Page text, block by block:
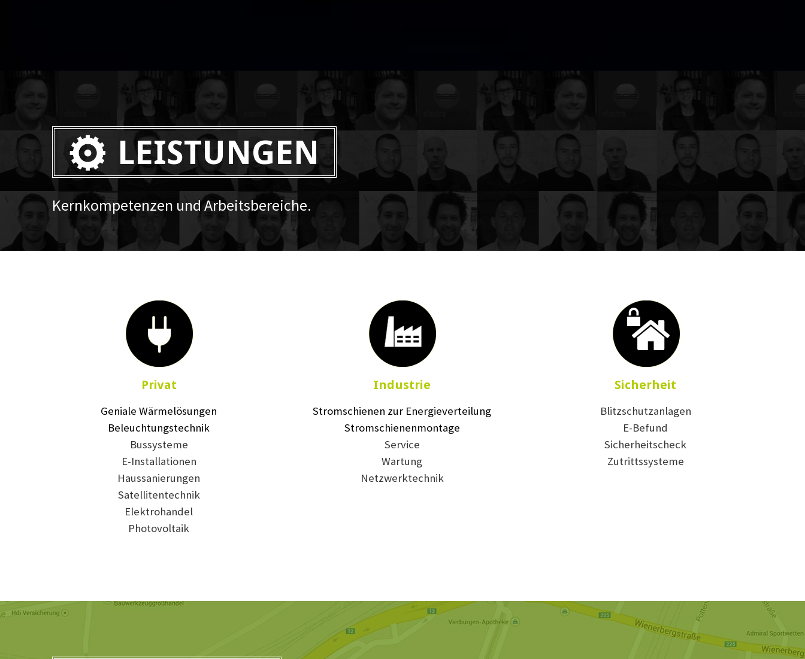
LEISTUNGEN
Kernkompetenzen und Arbeitsbereiche.
Privat
Geniale Wärmelösungen
Beleuchtungstechnik
Bussysteme
E-Installationen
Haussanierungen
Satellitentechnik
Elektrohandel
Photovoltaik
Industrie
Stromschienen zur Energieverteilung
Stromschienenmontage
Service
Wartung
Netzwerktechnik
Sicherheit
Blitzschutzanlagen
E-Befund
Sicherheitscheck
Zutrittssysteme